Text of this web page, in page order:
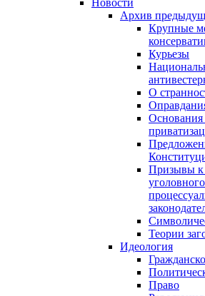
Новости
Архив
Крупные
Курьезы
О
Основания
Призывы к
Теории
Идеология
Право